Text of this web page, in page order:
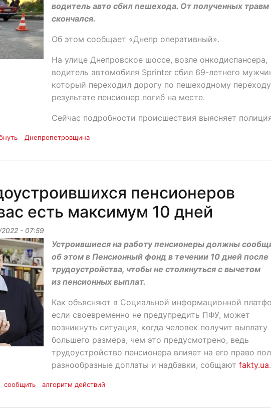
водитель авто сбил пешехода. От полученных травм
скончался.
Об этом сообщает «Днепр оперативный».
На улице Днепровское шоссе, возле онкодиспансера,
водитель автомобиля Sprinter сбил 69-летнего
который переходил дорогу по пешеходному
результате пенсионер погиб на месте.
Сейчас подробности происшествия выясняет
Днепропетровщина
пенсионеров
есть максимум 10 дней
2022 - 07:59
Устроившиеся на работу пенсионеры должны
об этом в Пенсионный фонд в течении 10 дней после
трудоустройства, чтобы не столкнуться с вычетом
из пенсионных выплат.
Как объясняют в Социальной информационной
если своевременно не предупредить ПФУ, может
возникнуть ситуация, когда человек получит выплату
большего размера, чем это предусмотрено, ведь
трудоустройство пенсионера влияет на его право
разнообразные доплаты и надбавки, собщают fakty.ua.
сообщить алгоритм действий